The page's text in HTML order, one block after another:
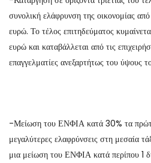
συνολική ελάφρυνση της οικονομίας
ευρώ. Το τέλος επιτηδεύματος
ευρώ και καταβάλλεται από τις
επαγγελματίες ανεξαρτήτως του ύψους
-Μείωση του ΕΝΦΙΑ κατά 30% τα
μεγαλύτερες ελαφρύνσεις στη μεσαία
μια μείωση του ΕΝΦΙΑ κατά περίπου 1